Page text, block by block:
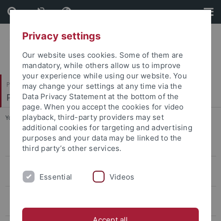
Skip
to
content
Skip
to
footer
Philosophische Fakultät
Prof. Dr. Jörg Robert
You are here: Startseite ... Dissertationsprojekte
SFB 1391 Andere Ästhetik
(DFG)
Opitz
Privacy settings
Our website uses cookies. Some of them are
mandatory, while others allow us to improve
your experience while using our website. You
may change your settings at any time via the
Data Privacy Statement at the bottom of the
page. When you accept the cookies for video
playback, third-party providers may set
additional cookies for targeting and advertising
purposes and your data may be linked to the
third party’s other services.
Essential Videos